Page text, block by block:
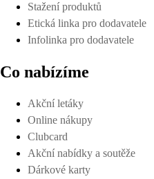
Stažení produktů
Etická linka pro dodavatele
Infolinka pro dodavatele
Co nabízíme
Akční letáky
Online nákupy
Clubcard
Akční nabídky a soutěže
Dárkové karty